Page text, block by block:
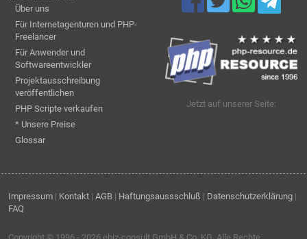
Über uns
Für Internetagenturen und PHP-
Freelancer
Für Anwender und
Softwareentwickler
Projektausschreibung
veröffentlichen
PHP Scripte verkaufen
* Unsere Preise
Glossar
Jetzt auf unserer Seite:
Impressum | Kontakt | AGB | Haftungsaussschluß | Datenschutzerklärung |
FAQ